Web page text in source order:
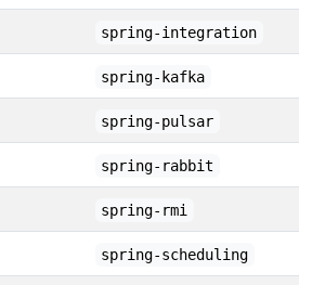
spring-integration
spring-kafka
spring-pulsar
spring-rabbit
spring-rmi
spring-scheduling